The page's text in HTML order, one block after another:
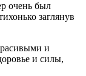
очень был
заглянув
и
и силы,